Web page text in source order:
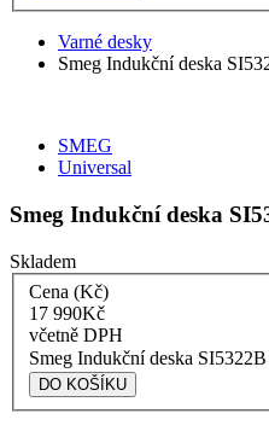
Varné desky
Smeg Indukční deska
SMEG
Universal
Smeg Indukční deska
Skladem
Cena (Kč)
17 990Kč
včetně DPH
Smeg Indukční deska
DO KOŠÍKU